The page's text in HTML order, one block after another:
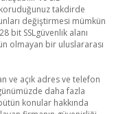
takdirde
değiştirmesi mümkün
bit SSLgüvenlik alanı
olmayan bir uluslararası
ve açık adres ve telefon
daha fazla
konular hakkında